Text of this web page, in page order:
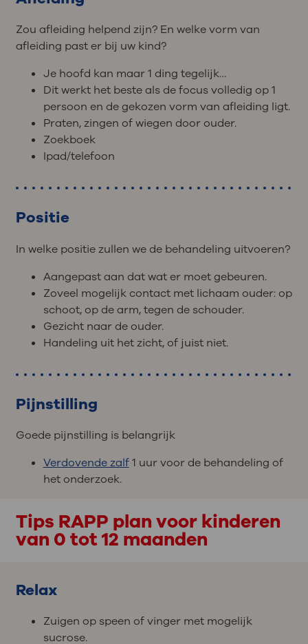
Zou afleiding helpend zijn? En welke vorm van
afleiding past er bij uw kind?
Je hoofd kan maar 1 ding tegelijk…
Dit werkt het beste als de focus volledig op 1
persoon en de gekozen vorm van afleiding ligt.
Praten, zingen of wiegen door ouder.
Zoekboek
Ipad/telefoon
Positie
In welke positie zullen we de behandeling uitvoeren?
Aangepast aan dat wat er moet gebeuren.
Zoveel mogelijk contact met lichaam ouder: op
schoot, op de arm, tegen de schouder.
Gezicht naar de ouder.
Handeling uit het zicht, of juist niet.
Pijnstilling
Goede pijnstilling is belangrijk
Verdovende zalf1 uur voor de behandeling of
het onderzoek.
Tips RAPP plan voor kinderen
van 0 tot 12 maanden
Relax
Zuigen op speen of vinger met mogelijk
sucrose.